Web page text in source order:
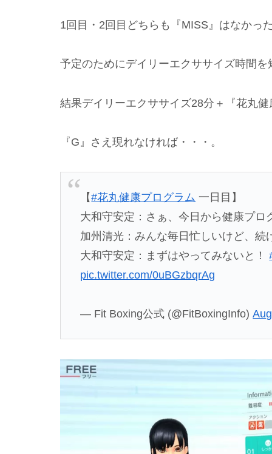
1回目・2回目どちらも『MISS』はなかっ
予定のためにデイリーエクササイズ時間を
結果デイリーエクササイズ28分＋『花丸
『G』さえ現れなければ・・・。
【#花丸健康プログラム 一日目】
大和守安定：さぁ、今日から健康プロ
加州清光：みんな毎日忙しいけど、続
大和守安定：まずはやってみないと！
pic.twitter.com/0uBGzbqrAg
— Fit Boxing公式 (@FitBoxingInfo)